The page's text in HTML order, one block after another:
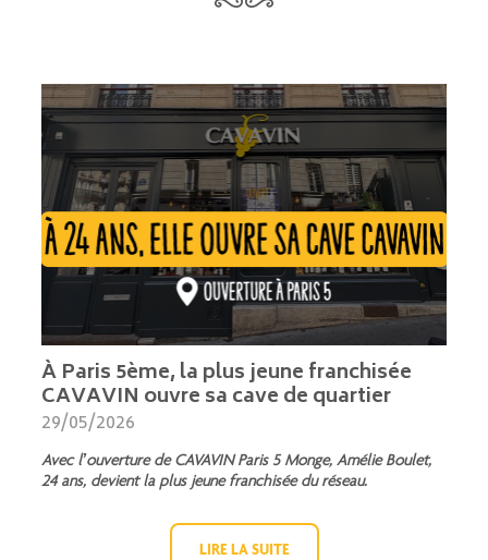
À Paris 5ème, la plus jeune franchisée
CAVAVIN ouvre sa cave de quartier
29/05/2026
Avec l’ouverture de CAVAVIN Paris 5 Monge, Amélie Boulet,
24 ans, devient la plus jeune franchisée du réseau.
LIRE LA SUITE